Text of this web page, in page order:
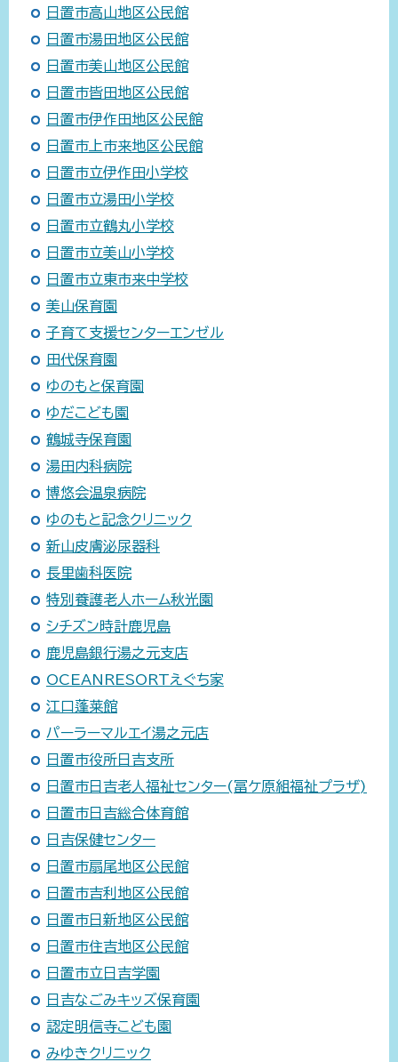
日置市高山地区公民館
日置市湯田地区公民館
日置市美山地区公民館
日置市皆田地区公民館
日置市伊作田地区公民館
日置市上市来地区公民館
日置市立伊作田小学校
日置市立湯田小学校
日置市立鶴丸小学校
日置市立美山小学校
日置市立東市来中学校
美山保育園
子育て支援センターエンゼル
田代保育園
ゆのもと保育園
ゆだこども園
鶴城寺保育園
湯田内科病院
博悠会温泉病院
ゆのもと記念クリニック
新山皮膚泌尿器科
長里歯科医院
特別養護老人ホーム秋光園
シチズン時計鹿児島
鹿児島銀行湯之元支店
OCEANRESORTえぐち家
江口蓬莱館
パーラーマルエイ湯之元店
日置市役所日吉支所
日置市日吉老人福祉センター(冨ケ原組福祉プラザ)
日置市日吉総合体育館
日吉保健センター
日置市扇尾地区公民館
日置市吉利地区公民館
日置市日新地区公民館
日置市住吉地区公民館
日置市立日吉学園
日吉なごみキッズ保育園
認定明信寺こども園
みゆきクリニック